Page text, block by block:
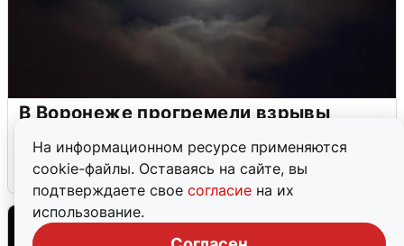
На информационном ресурсе применяются
cookie-файлы. Оставаясь на сайте, вы
подтверждаете свое согласие на их
использование.
В Воронеже прогремели взрывы
5 августа 0